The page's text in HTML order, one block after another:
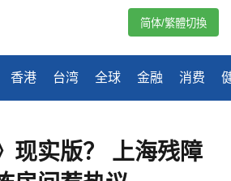
香港 台湾 全球 金融 消费
简体/繁體切換
现实版？ 上海残障